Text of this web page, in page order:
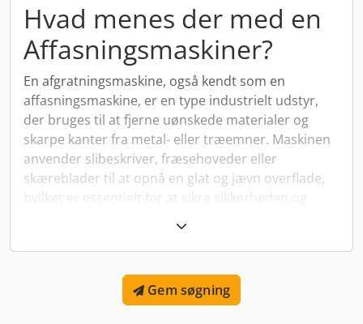
Hvad menes der med en
Affasningsmaskiner?
En afgratningsmaskine, også kendt som en
affasningsmaskine, er en type industrielt udstyr,
der bruges til at fjerne uønskede materialer og
skarpe kanter fra metal- eller træemner. Maskinen
anvender slibeskriver, fræsehoveder eller
skæreblader til at opnå en glat og jævn overflade,
hvilket er essentielt for at sikre sikkerheden og
træbearbejdning samt i produktion af
præcisionskomponenter.
Anvendelse af afgratningsmaskiner
Gem søgning